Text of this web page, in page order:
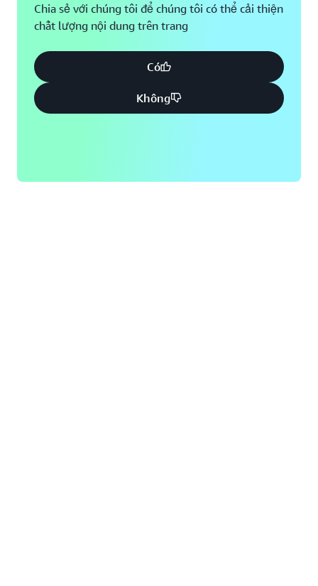
Chia sẻ với chúng tôi để chúng tôi có thể cải thiện
chất lượng nội dung trên trang
Có
Không